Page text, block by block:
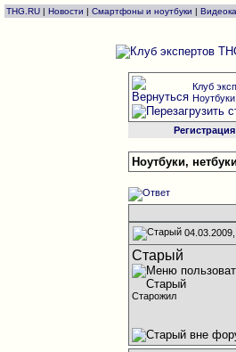
THG.RU | Новости | Смартфоны и ноутбуки |
Клуб
Регистрация
Ноутбуки,
Старый
Старожил